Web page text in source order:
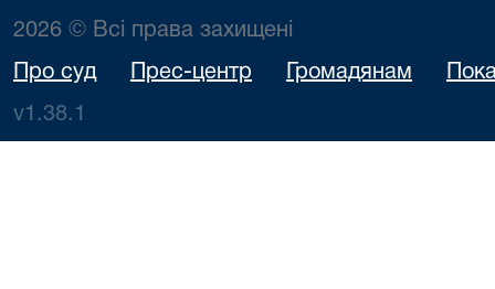
2026 © Всі права захищені
Про суд Прес-центр Громадянам
v1.38.1